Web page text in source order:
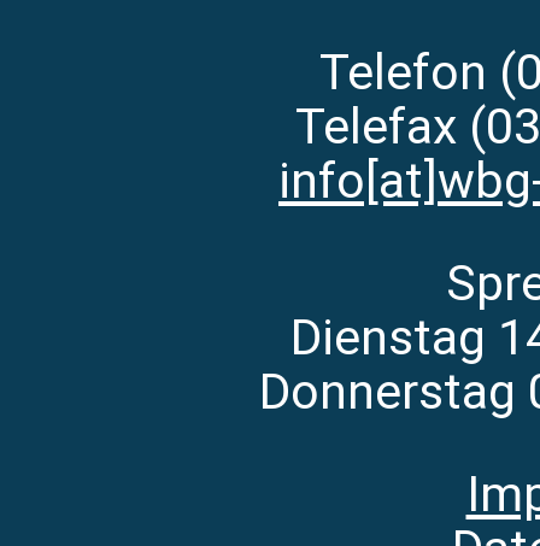
Telefon
Telefax
Dienstag
Donnerstag